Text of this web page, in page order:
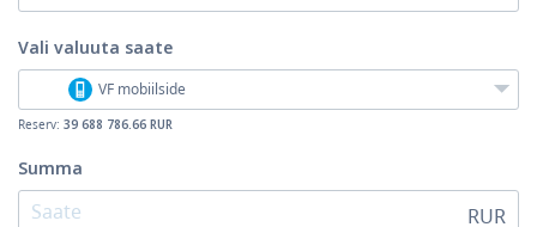
Vali valuuta saate
VF mobiilside
Reserv: 39 688 786.66 RUR
Summa
RUR